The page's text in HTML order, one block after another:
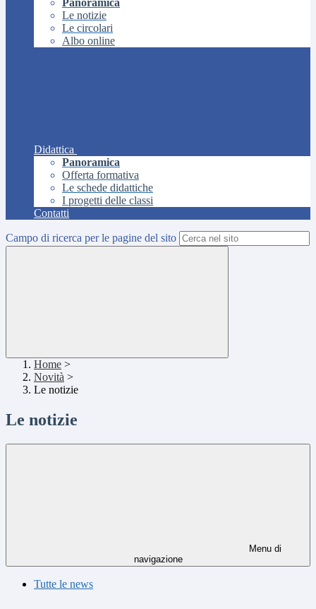
Panoramica
Le notizie
Le circolari
Albo online
Didattica
Panoramica
Offerta formativa
Le schede didattiche
I progetti delle classi
Contatti
Campo di ricerca per le pagine del sito
Home >
Novità >
Le notizie
Le notizie
Menu di
navigazione
Tutte le news